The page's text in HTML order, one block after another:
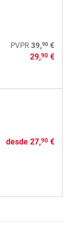
PVPR 39,90€
29,90€
desde 27,90€